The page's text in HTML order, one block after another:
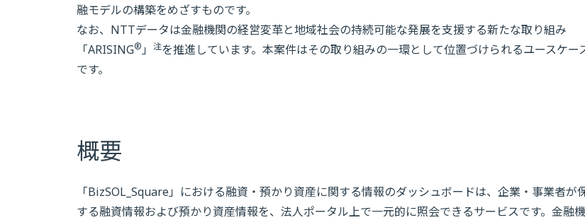
融モデルの構築をめざすものです。
なお、NTTデータは金融機関の経営変革と地域社会の持続可能な発展を支援する新たな取り組み
「ARISING® 」 注を推進しています。本案件はその取り組みの一環として位置づけられるユースケー
です。
概要
「BizSOL_Square」における融資・預かり資産に関する情報のダッシュボードは、企業・事業者が
する融資情報および預かり資産情報を、法人ポータル上で一元的に照会できるサービスです。金融